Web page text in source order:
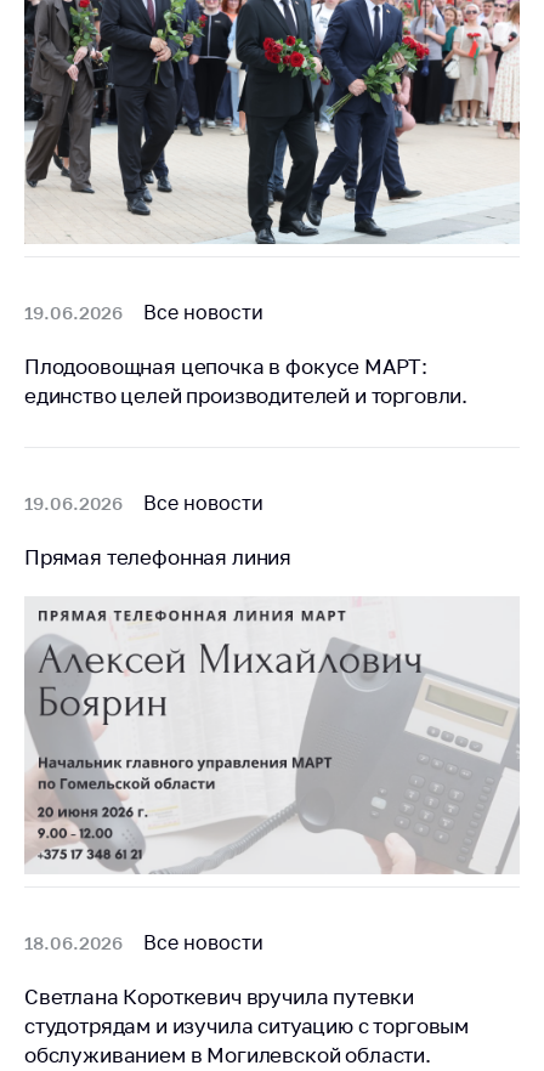
антимонопольного
регулирования и
конкурентной
политики
19.06.2026 Все новости
Плодоовощная цепочка в фокусе МАРТ:
единство целей производителей и торговли.
19.06.2026 Все новости
Прямая телефонная линия
18.06.2026 Все новости
Светлана Короткевич вручила путевки
студотрядам и изучила ситуацию с торговым
обслуживанием в Могилевской области.